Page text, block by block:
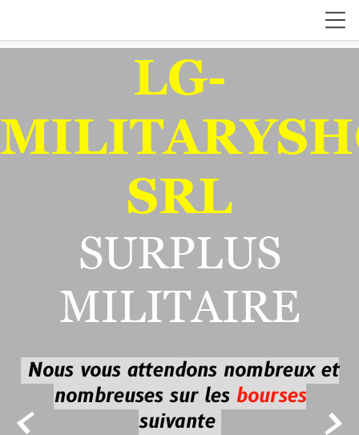
 
LG-
SRL
SURPLUS
MILITAIRE
Nous vous attendons nombreux et
nombreuses sur les bourses
suivante